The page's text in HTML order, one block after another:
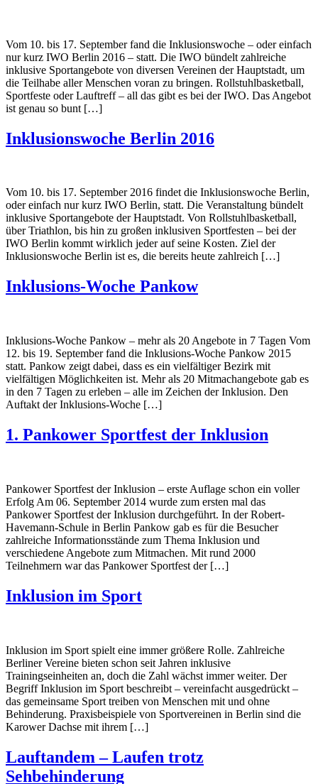
Vom 10. bis 17. September fand die Inklusionswoche – oder einfach
nur kurz IWO Berlin 2016 – statt. Die IWO bündelt zahlreiche
inklusive Sportangebote von diversen Vereinen der Hauptstadt, um
die Teilhabe aller Menschen voran zu bringen. Rollstuhlbasketball,
Sportfeste oder Lauftreff – all das gibt es bei der IWO. Das Angebot
ist genau so bunt […]
Inklusionswoche Berlin 2016
Vom 10. bis 17. September 2016 findet die Inklusionswoche Berlin,
oder einfach nur kurz IWO Berlin, statt. Die Veranstaltung bündelt
inklusive Sportangebote der Hauptstadt. Von Rollstuhlbasketball,
über Triathlon, bis hin zu großen inklusiven Sportfesten – bei der
IWO Berlin kommt wirklich jeder auf seine Kosten. Ziel der
Inklusionswoche Berlin ist es, die bereits heute zahlreich […]
Inklusions-Woche Pankow
Inklusions-Woche Pankow – mehr als 20 Angebote in 7 Tagen Vom
12. bis 19. September fand die Inklusions-Woche Pankow 2015
statt. Pankow zeigt dabei, dass es ein vielfältiger Bezirk mit
vielfältigen Möglichkeiten ist. Mehr als 20 Mitmachangebote gab es
in den 7 Tagen zu erleben – alle im Zeichen der Inklusion. Den
Auftakt der Inklusions-Woche […]
1. Pankower Sportfest der Inklusion
Pankower Sportfest der Inklusion – erste Auflage schon ein voller
Erfolg Am 06. September 2014 wurde zum ersten mal das
Pankower Sportfest der Inklusion durchgeführt. In der Robert-
Havemann-Schule in Berlin Pankow gab es für die Besucher
zahlreiche Informationsstände zum Thema Inklusion und
verschiedene Angebote zum Mitmachen. Mit rund 2000
Teilnehmern war das Pankower Sportfest der […]
Inklusion im Sport
Inklusion im Sport spielt eine immer größere Rolle. Zahlreiche
Berliner Vereine bieten schon seit Jahren inklusive
Trainingseinheiten an, doch die Zahl wächst immer weiter. Der
Begriff Inklusion im Sport beschreibt – vereinfacht ausgedrückt –
das gemeinsame Sport treiben von Menschen mit und ohne
Behinderung. Praxisbeispiele von Sportvereinen in Berlin sind die
Karower Dachse mit ihrem […]
Lauftandem – Laufen trotz
Sehbehinderung